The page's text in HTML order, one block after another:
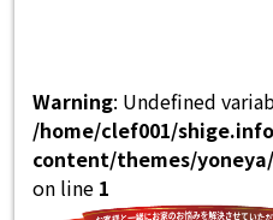
Warning: Undefined
/home/clef001/
content/themes/
on line 1